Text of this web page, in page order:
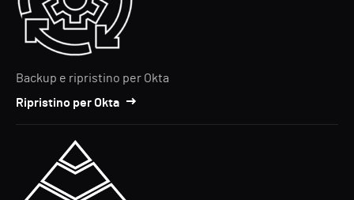
Backup e ripristino per Okta
Ripristino per Okta